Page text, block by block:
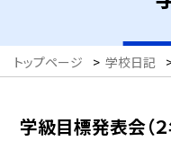
トップページ > 学校日記
学級目標発表会（２